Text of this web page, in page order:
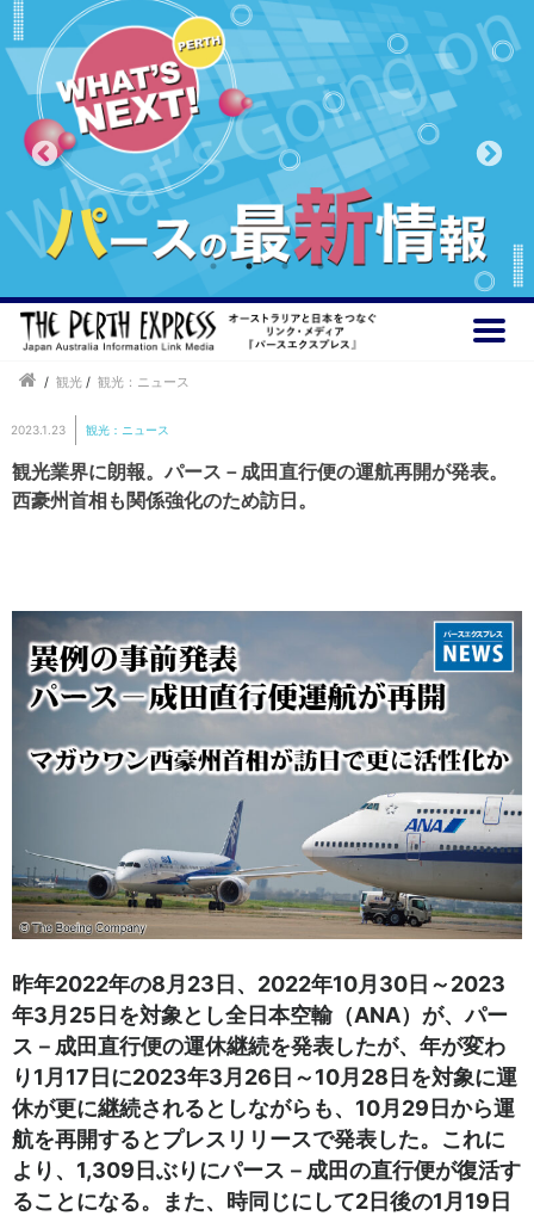
/ 観光 / 観光：ニュース
2023.1.23 観光：ニュース
観光業界に朗報。パース－成田直行便の運航再開が発表。
西豪州首相も関係強化のため訪日。
昨年2022年の8月23日、2022年10月30日～2023
年3月25日を対象とし全日本空輸（ANA）が、パー
ス－成田直行便の運休継続を発表したが、年が変わ
り1月17日に2023年3月26日～10月28日を対象に運
休が更に継続されるとしながらも、10月29日から運
航を再開するとプレスリリースで発表した。これに
より、1,309日ぶりにパース－成田の直行便が復活す
ることになる。また、時同じにして2日後の1月19日